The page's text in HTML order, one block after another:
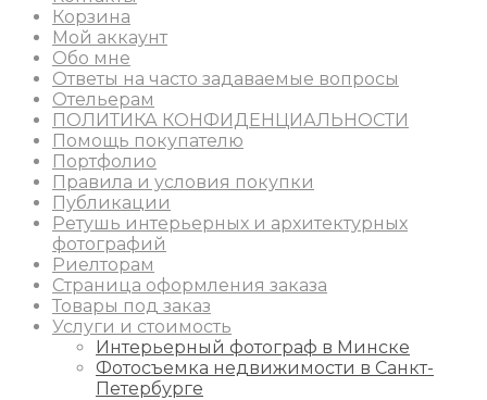
Корзина
Мой аккаунт
Обо мне
Ответы на часто задаваемые вопросы
Отельерам
ПОЛИТИКА КОНФИДЕНЦИАЛЬНОСТИ
Помощь покупателю
Портфолио
Правила и условия покупки
Публикации
Ретушь интерьерных и архитектурных
фотографий
Риелторам
Страница оформления заказа
Товары под заказ
Услуги и стоимость
Интерьерный фотограф в Минске
Фотосъемка недвижимости в Санкт-
Петербурге